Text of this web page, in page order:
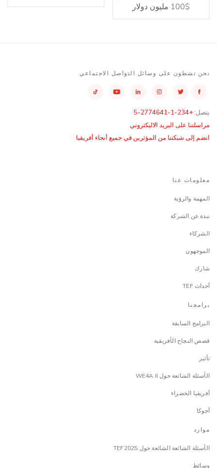
$100 مليون دولار
نحن نشطون على وسائل التواصل الاجتماعي
يتصل: +234-1-2774641-5
مراسلتنا على البريد الاليكتروني
انضم إلى شبكتنا من المؤثرين في جميع أنحاء أفريقيا
معلومات عنا
المهمة والرؤية
نبذة عن الشركة
الشركاء
الموجهون
شارك
أحداث TEF
برامجنا
البرامج السابقة
قصص النجاح الأفريقية
تأثير
الأسئلة الشائعة حول WE4A II
أفريقيا الخضراء
أجوكا
موارد
الأسئلة الشائعة الشائعة حول TEF2025
وسائط